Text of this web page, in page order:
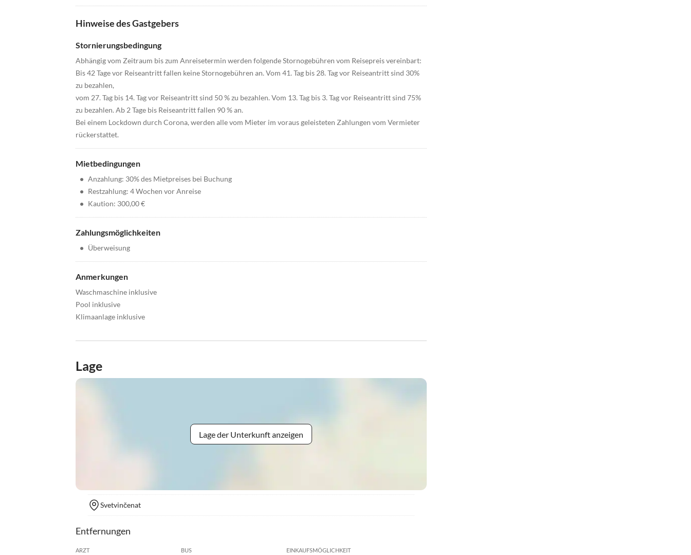
Hinweise des Gastgebers
Stornierungsbedingung
Abhängig vom Zeitraum bis zum Anreisetermin werden folgende Stornogebühren vom Reisepreis vereinbart:
Bis 42 Tage vor Reiseantritt fallen keine Stornogebühren an. Vom 41. Tag bis 28. Tag vor Reiseantritt sind 30%
zu bezahlen,
vom 27. Tag bis 14. Tag vor Reiseantritt sind 50 % zu bezahlen. Vom 13. Tag bis 3. Tag vor Reiseantritt sind 75%
zu bezahlen. Ab 2 Tage bis Reiseantritt fallen 90 % an.
Bei einem Lockdown durch Corona, werden alle vom Mieter im voraus geleisteten Zahlungen vom Vermieter
rückerstattet.
Mietbedingungen
• Anzahlung: 30% des Mietpreises bei Buchung
• Restzahlung: 4 Wochen vor Anreise
• Kaution: 300,00 €
Zahlungsmöglichkeiten
• Überweisung
Anmerkungen
Waschmaschine inklusive
Pool inklusive
Klimaanlage inklusive
Lage
Lage der Unterkunft anzeigen
Svetvinčenat
Entfernungen
ARZT BUS EINKAUFSMÖGLICHKEIT